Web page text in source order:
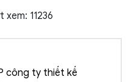
xem: 11236
công ty thiết kế